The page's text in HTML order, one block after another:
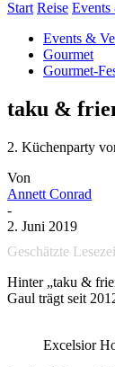
Start Reise Events
Events &
Gourmet
Gourmet-
taku &
2. Küchenparty
Von
Annett Conrad
-
2. Juni 2019
Geschätzte
Hinter „taku &
Gaul trägt seit
Excelsior